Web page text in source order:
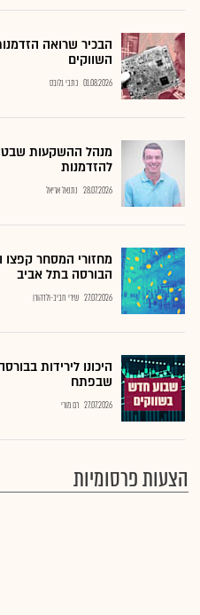
הבכיר שרואה
השווקים
01.08.2026 כתבי גלובס
מנהל ההשקעות
להזדמנות
28.07.2026 נתנאל אריאל
מחזורי המסחר
הבורסה בתל אביב
27.07.2026 שירי חביב-ולדהורן
היכונו לירידות
שבפתח
27.07.2026 רם מורי
הצעות פרסומיות